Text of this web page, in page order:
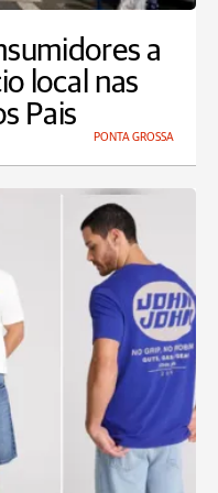
a
local nas
Pais
PONTA GROSSA